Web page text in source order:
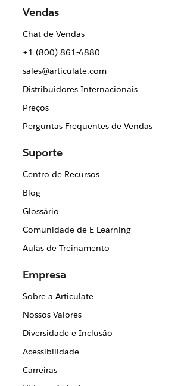
Vendas
Chat de Vendas
+1 (800) 861-4880
sales@articulate.com
Distribuidores Internacionais
Preços
Perguntas Frequentes de Vendas
Suporte
Centro de Recursos
Blog
Glossário
Comunidade de E-Learning
Aulas de Treinamento
Empresa
Sobre a Articulate
Nossos Valores
Diversidade e Inclusão
Acessibilidade
Carreiras